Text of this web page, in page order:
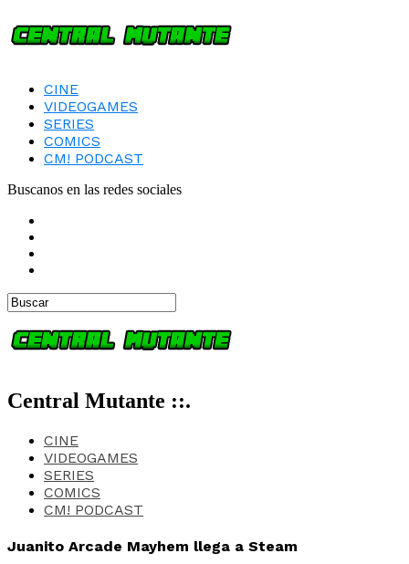
CINE
VIDEOGAMES
SERIES
COMICS
CM! PODCAST
Buscanos en las redes sociales
Central Mutante ::.
CINE
VIDEOGAMES
SERIES
COMICS
CM! PODCAST
Juanito Arcade Mayhem llega a Steam